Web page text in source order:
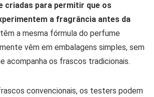
criadas para permitir que os
a fragrância antes da
a mesma fórmula do perfume
vêm em embalagens simples, sem
acompanha os frascos tradicionais.
convencionais, os testers podem